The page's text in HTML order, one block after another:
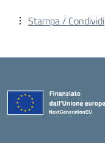
Stampa / Condividi